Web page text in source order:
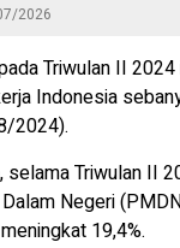
2026
Triwulan II
Indonesia
2024).
selama Triwulan II
Negeri
19,4%.